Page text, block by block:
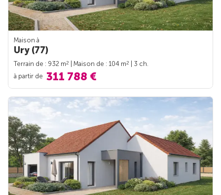
Maison à
Ury (77)
Terrain de : 932 m2 | Maison de : 104 m2
| 3 ch.
à partir de 311 788 €